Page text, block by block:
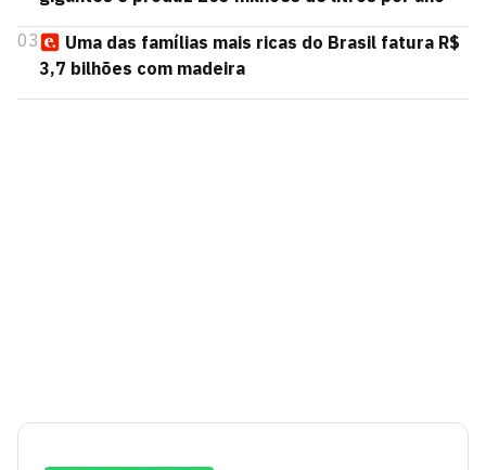
03
Uma das famílias mais ricas do Brasil fatura R$
3,7 bilhões com madeira